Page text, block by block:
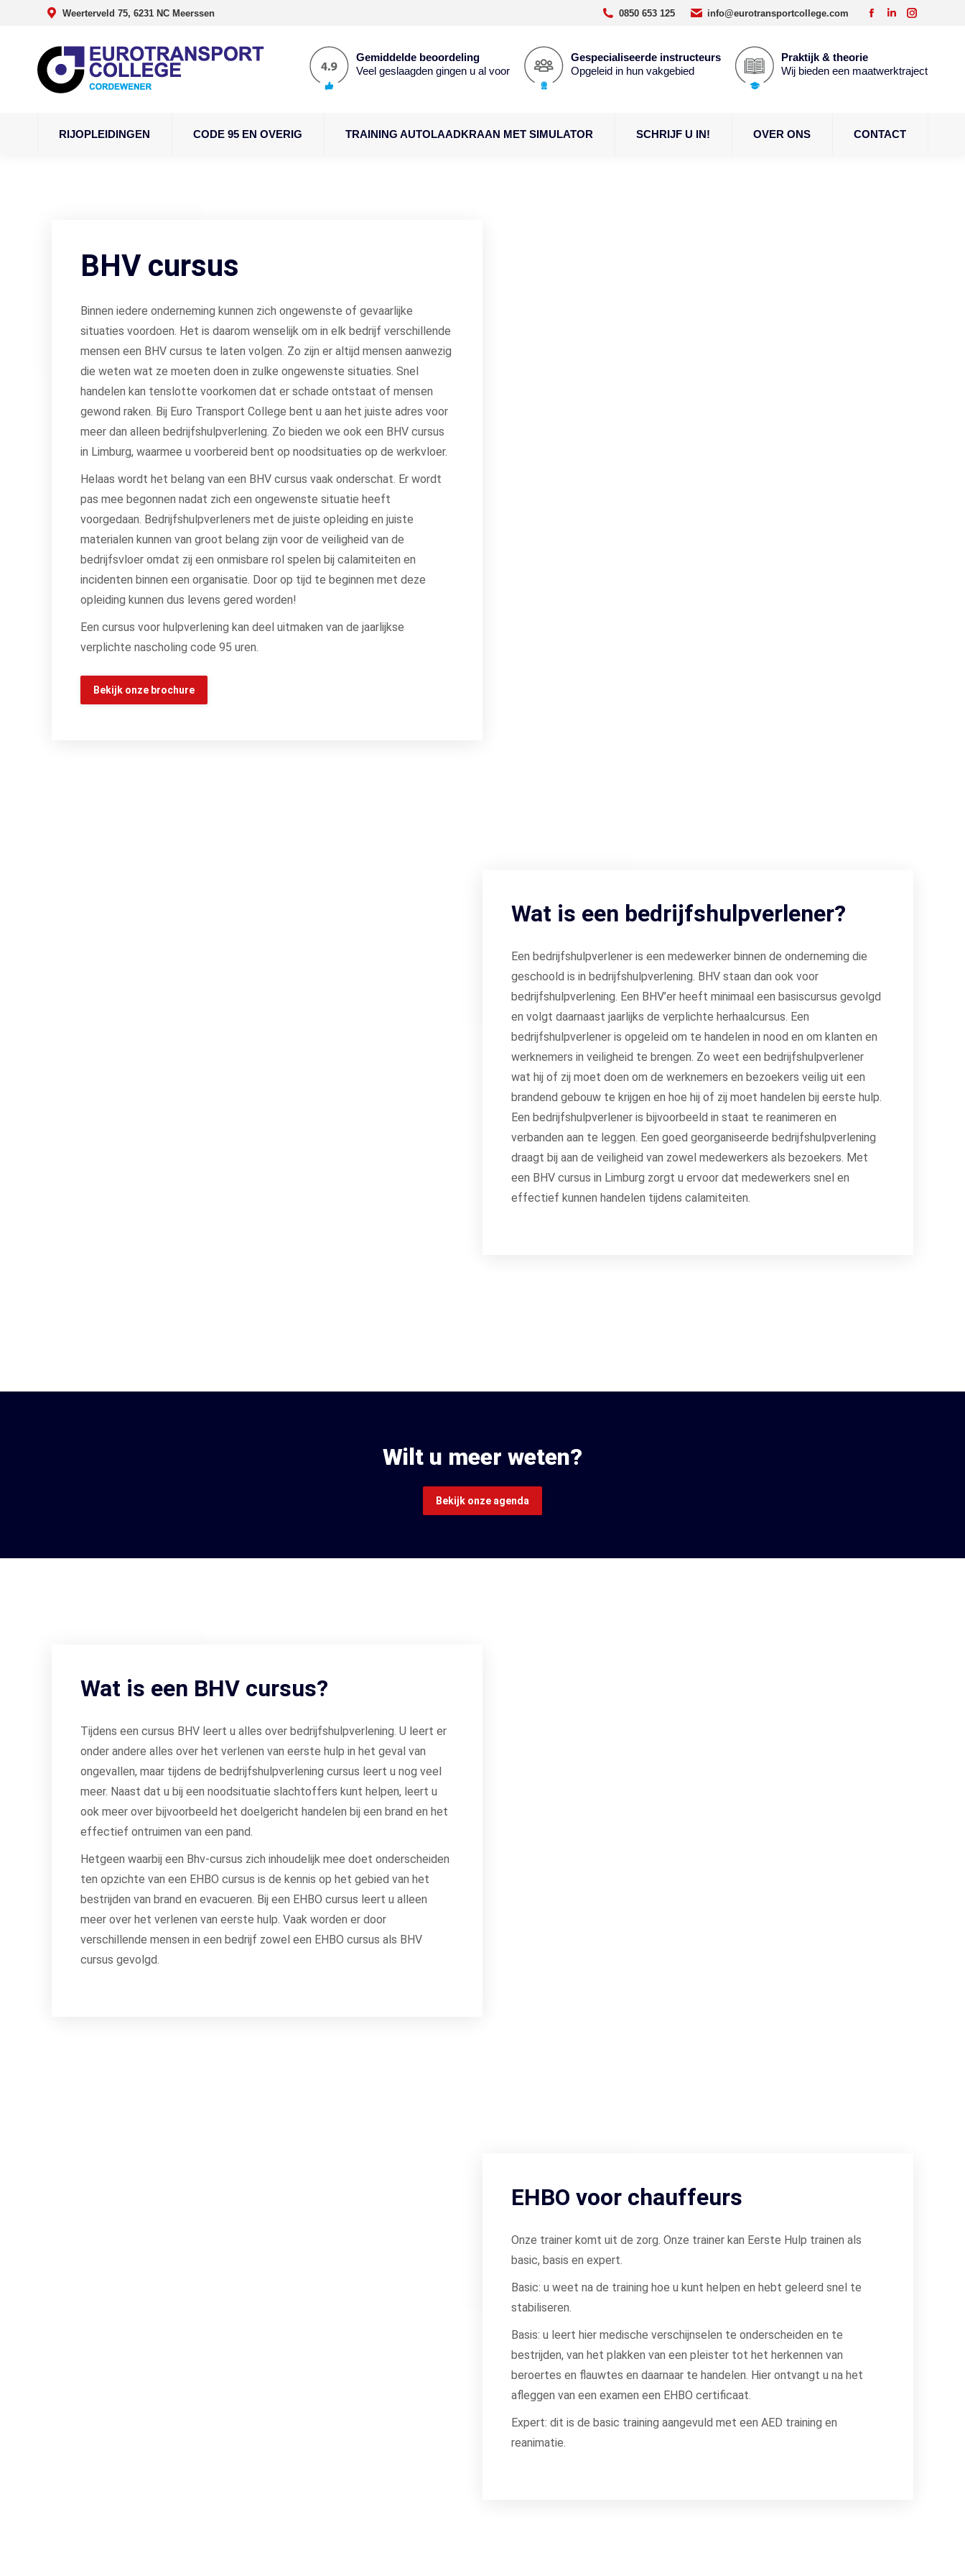
Weerterveld 75, 6231 NC Meerssen 0850 653 125 info@eurotransportcollege.com
Facebook
in
Linkedin
in
Instagram
in
Gemiddelde beoordeling
Veel geslaagden gingen u al voor
Gespecialiseerde instructeurs
Opgeleid in hun vakgebied
Praktijk & theorie
Wij bieden een maatwerktraject
RIJOPLEIDINGEN CODE 95 EN OVERIG TRAINING AUTOLAADKRAAN MET SIMULATOR SCHRIJF U IN! OVER ONS CONTACT
BHV cursus
Binnen iedere onderneming kunnen zich ongewenste of gevaarlijke
situaties voordoen. Het is daarom wenselijk om in elk bedrijf verschillende
mensen een BHV cursus te laten volgen. Zo zijn er altijd mensen aanwezig
die weten wat ze moeten doen in zulke ongewenste situaties. Snel
handelen kan tenslotte voorkomen dat er schade ontstaat of mensen
gewond raken. Bij Euro Transport College bent u aan het juiste adres voor
meer dan alleen bedrijfshulpverlening. Zo bieden we ook een BHV cursus
in Limburg, waarmee u voorbereid bent op noodsituaties op de werkvloer.
Helaas wordt het belang van een BHV cursus vaak onderschat. Er wordt
pas mee begonnen nadat zich een ongewenste situatie heeft
voorgedaan. Bedrijfshulpverleners met de juiste opleiding en juiste
materialen kunnen van groot belang zijn voor de veiligheid van de
bedrijfsvloer omdat zij een onmisbare rol spelen bij calamiteiten en
incidenten binnen een organisatie. Door op tijd te beginnen met deze
opleiding kunnen dus levens gered worden!
Een cursus voor hulpverlening kan deel uitmaken van de jaarlijkse
verplichte nascholing code 95 uren.
Bekijk onze brochure
Wat is een bedrijfshulpverlener?
Een bedrijfshulpverlener is een medewerker binnen de onderneming die
geschoold is in bedrijfshulpverlening. BHV staan dan ook voor
bedrijfshulpverlening. Een BHV’er heeft minimaal een basiscursus gevolgd
en volgt daarnaast jaarlijks de verplichte herhaalcursus. Een
bedrijfshulpverlener is opgeleid om te handelen in nood en om klanten en
werknemers in veiligheid te brengen. Zo weet een bedrijfshulpverlener
wat hij of zij moet doen om de werknemers en bezoekers veilig uit een
brandend gebouw te krijgen en hoe hij of zij moet handelen bij eerste hulp.
Een bedrijfshulpverlener is bijvoorbeeld in staat te reanimeren en
verbanden aan te leggen. Een goed georganiseerde bedrijfshulpverlening
draagt bij aan de veiligheid van zowel medewerkers als bezoekers. Met
een BHV cursus in Limburg zorgt u ervoor dat medewerkers snel en
effectief kunnen handelen tijdens calamiteiten.
Wilt u meer weten?
Bekijk onze agenda
Wat is een BHV cursus?
Tijdens een cursus BHV leert u alles over bedrijfshulpverlening. U leert er
onder andere alles over het verlenen van eerste hulp in het geval van
ongevallen, maar tijdens de bedrijfshulpverlening cursus leert u nog veel
meer. Naast dat u bij een noodsituatie slachtoffers kunt helpen, leert u
ook meer over bijvoorbeeld het doelgericht handelen bij een brand en het
effectief ontruimen van een pand.
Hetgeen waarbij een Bhv-cursus zich inhoudelijk mee doet onderscheiden
ten opzichte van een EHBO cursus is de kennis op het gebied van het
bestrijden van brand en evacueren. Bij een EHBO cursus leert u alleen
meer over het verlenen van eerste hulp. Vaak worden er door
verschillende mensen in een bedrijf zowel een EHBO cursus als BHV
cursus gevolgd.
EHBO voor chauffeurs
Onze trainer komt uit de zorg. Onze trainer kan Eerste Hulp trainen als
basic, basis en expert.
Basic: u weet na de training hoe u kunt helpen en hebt geleerd snel te
stabiliseren.
Basis: u leert hier medische verschijnselen te onderscheiden en te
bestrijden, van het plakken van een pleister tot het herkennen van
beroertes en flauwtes en daarnaar te handelen. Hier ontvangt u na het
afleggen van een examen een EHBO certificaat.
Expert: dit is de basic training aangevuld met een AED training en
reanimatie.